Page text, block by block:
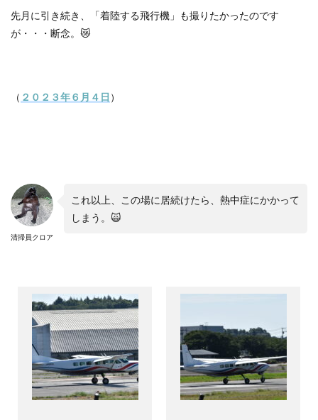
先月に引き続き、「着陸する飛行機」も撮りたかったのです
が・・・断念。 😿
（ ２０２３年６月４日 ）
清掃員クロア
これ以上、この場に居続けたら、熱中症にかかって
しまう。🙀